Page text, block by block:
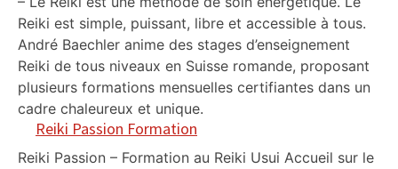
Reiki est simple, puissant, libre et accessible à tous.
André Baechler anime des stages d’enseignement
Reiki de tous niveaux en Suisse romande, proposant
plusieurs formations mensuelles certifiantes dans un
cadre chaleureux et unique.
Reiki Passion Formation
Reiki Passion – Formation au Reiki Usui Accueil sur le